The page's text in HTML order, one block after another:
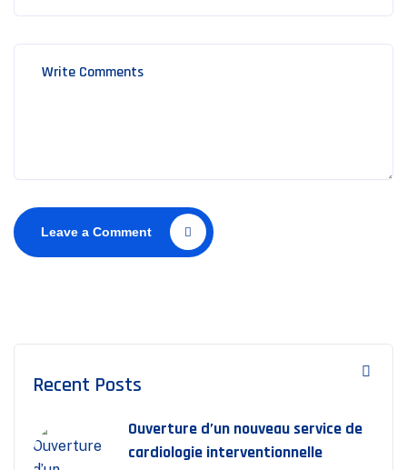
Leave a Comment
Recent Posts
Ouverture d’un nouveau service de
cardiologie interventionnelle